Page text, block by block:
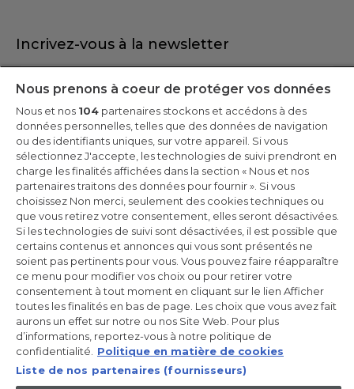
Incrivez-vous à la newsletter
première commande
CANDY HOOVER GROUP S.r.I. - Associé unique - SIÈGE SOCIAL :
Via Comolli, 57 - 20861 Brugherio (MB) - Italie - SIÈGES
ADMINISTRATIFS : Via Privata Eden Fumagalli snc - 20861
Brugherio (MB) et Via Trento n. 20/A-22 - 20871 Vimercate (MB) -
Italie - Tél. : +39.039.2086.1 - Fax : +39.039.2086.237 - Capital social
35 000 000,00 € iv - Cod. Code fiscal et numéro d'inscription au
registre du commerce de Milan-Monza-Brianza-Lodi 04666310158
- Numéro de TVA 00786860965 - Numéro REA : MB-1033934 -
Autorisation IT AEOF 211870 - Société soumise aux activités de
gestion et de coordination de Candy S.p.A.
FR / Français
Nous prenons à coeur de protéger vos données
Nous et nos 104 partenaires stockons et accédons à des
données personnelles, telles que des données de navigation
ou des identifiants uniques, sur votre appareil. Si vous
sélectionnez J'accepte, les technologies de suivi prendront en
charge les finalités affichées dans la section « Nous et nos
partenaires traitons des données pour fournir ». Si vous
choisissez Non merci, seulement des cookies techniques ou
que vous retirez votre consentement, elles seront désactivées.
Si les technologies de suivi sont désactivées, il est possible que
certains contenus et annonces qui vous sont présentés ne
soient pas pertinents pour vous. Vous pouvez faire réapparaître
ce menu pour modifier vos choix ou pour retirer votre
consentement à tout moment en cliquant sur le lien Afficher
toutes les finalités en bas de page. Les choix que vous avez fait
aurons un effet sur notre ou nos Site Web. Pour plus
d’informations, reportez-vous à notre politique de
confidentialité.
Politique en matière de cookies
Liste de nos partenaires (fournisseurs)